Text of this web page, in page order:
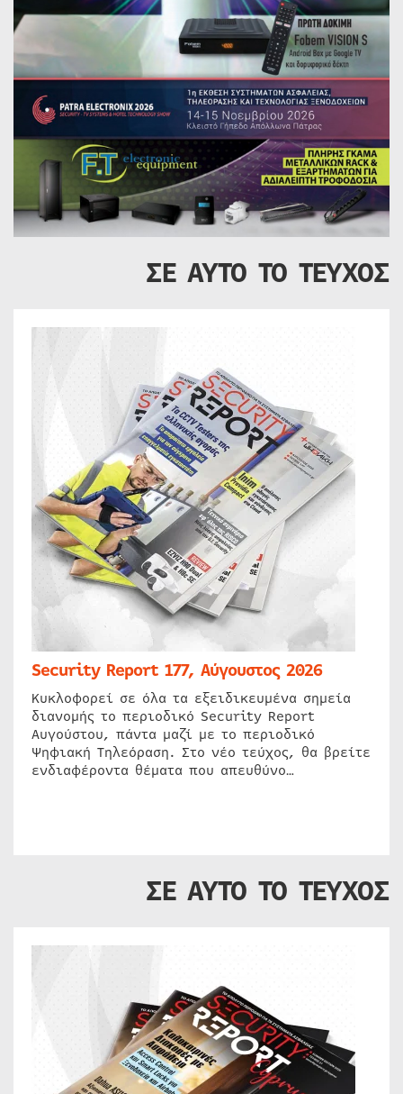
ΣΕ ΑΥΤΟ ΤΟ ΤΕΥΧΟΣ
Security Report 177, Αύγουστος 2026
Κυκλοφορεί σε όλα τα εξειδικευμένα σημεία
διανομής το περιοδικό Security Report
Αυγούστου, πάντα μαζί με το περιοδικό
Ψηφιακή Τηλεόραση. Στο νέο τεύχος, θα βρείτε
ενδιαφέροντα θέματα που απευθύνο…
ΣΕ ΑΥΤΟ ΤΟ ΤΕΥΧΟΣ